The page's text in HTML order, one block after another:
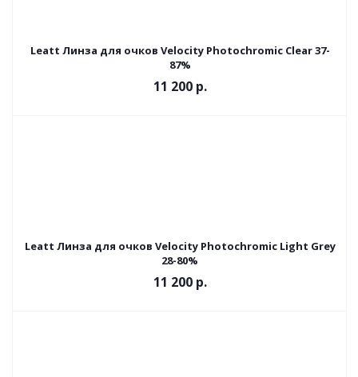
Leatt Линза для очков Velocity Photochromic Clear 37-
87%
11 200р.
Leatt Линза для очков Velocity Photochromic Light Grey
28-80%
11 200 р.